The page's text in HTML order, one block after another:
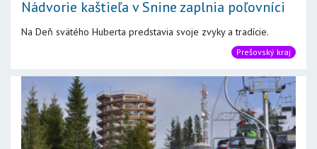
Nádvorie kaštieľa v Snine zaplnia poľovníci
Na Deň svätého Huberta predstavia svoje zvyky a tradície.
Prešovský kraj